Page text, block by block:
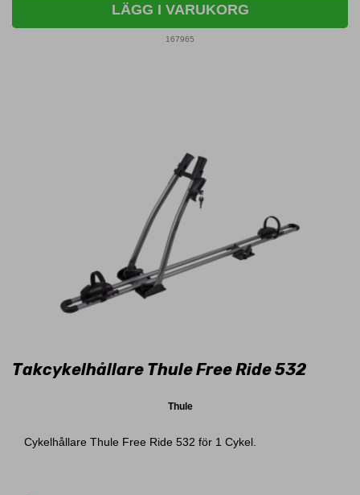
LÄGG I VARUKORG
167965
Takcykelhållare Thule Free Ride 532
Thule
Cykelhållare Thule Free Ride 532 för 1 Cykel.